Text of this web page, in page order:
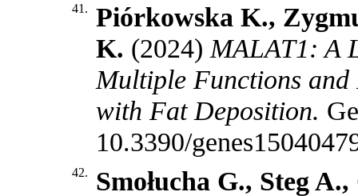
41.
Piórkowska K.,
K. (2024) MALAT1: A
Multiple Functions and
with Fat Deposition.
10.3390/
42.
Smołucha G., Steg